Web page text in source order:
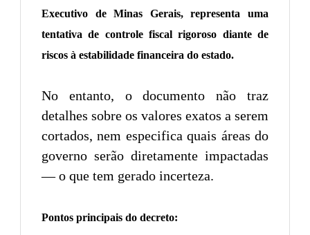
Executivo de Minas Gerais, representa uma
tentativa de controle fiscal rigoroso diante de
riscos à estabilidade financeira do estado.
No entanto, o documento não traz
detalhes sobre os valores exatos a serem
cortados, nem especifica quais áreas do
governo serão diretamente impactadas
— o que tem gerado incerteza.
Pontos principais do decreto: